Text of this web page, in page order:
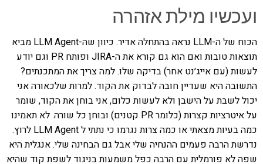
ועכשיו מילת אזהרה
הכוח של ה-LLM נראה בהתחלה אדיר. כיוון שה-LLM Agent מביא
תוצאות טובות ואם הוא גם קורא את ה-JIRA ופותח PR וגם יודע
לעשות (עם אייג׳נט אחר) בדיקה שלו. למה צריך את המתכנתים?
התשובה היא שעדיין חובה לבדוק את הקוד. למרות שלכאורה אני
יכול לשבת על הישבן ולא לעשות כלום, אני בוחן את הקוד, שומר
על איטרציות קצרות (כלומר PR קטנים) ובוחן כל שורה. לא תאמינו
כמה בעיות מצאתי או כמה צרות נגרמו כי נתתי ל LLM Agent לרוץ.
נדרשת הרבה פעמים ההנחיה שלי אבל גם הבחינה שלי. אנגלית היא
שפה לא פורמלית עם הרבה כפל משמעות בניגוד לשפת קוד שהיא